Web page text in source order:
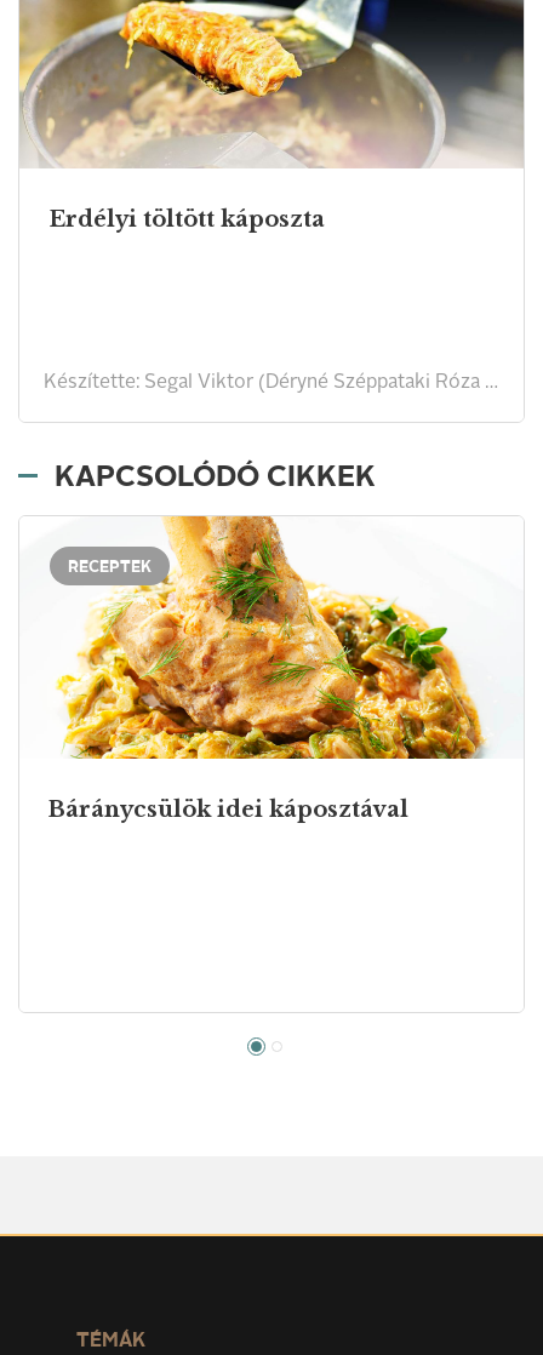
Erdélyi töltött káposzta
Készítette: Segal Viktor (Déryné Széppataki Róza alapján, XIX. század első fele) receptje
KAPCSOLÓDÓ CIKKEK
RECEPTEK
Báránycsülök idei káposztával
TÉMÁK